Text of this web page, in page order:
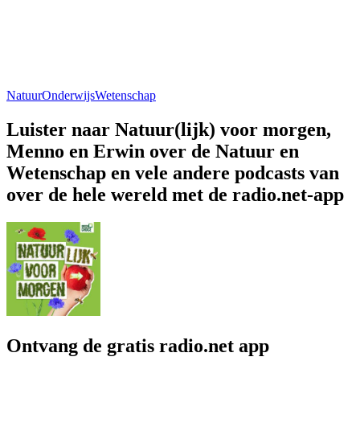
NatuurOnderwijsWetenschap
Luister naar Natuur(lijk) voor morgen,
Menno en Erwin over de Natuur en
Wetenschap en vele andere podcasts van
over de hele wereld met de radio.net-app
Ontvang de gratis radio.net app